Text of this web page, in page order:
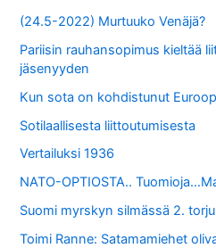
(24.5-2022) Murtuuko Venäjä?
Pariisin rauhansopimus kieltää
jäsenyyden
Kun sota on kohdistunut
Sotilaallisesta liittoutumisesta
Vertailuksi 1936
NATO-OPTIOSTA..
Suomi myrskyn silmässä 2.
Toimi Ranne: Satamamiehet